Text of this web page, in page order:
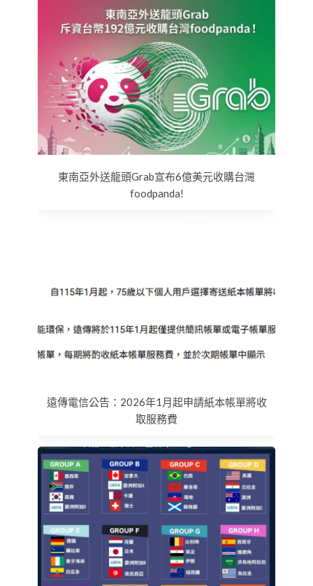
東南亞外送龍頭Grab宣布6億美元收購台灣
foodpanda!
遠傳電信公告：2026年1月起申請紙本帳單將收
取服務費